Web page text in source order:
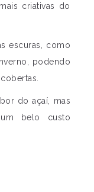
criativas do
escuras, como
podendo
do açaí, mas
belo custo